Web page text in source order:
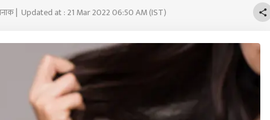
| Updated at : 21 Mar 2022 06:50 AM (IST)